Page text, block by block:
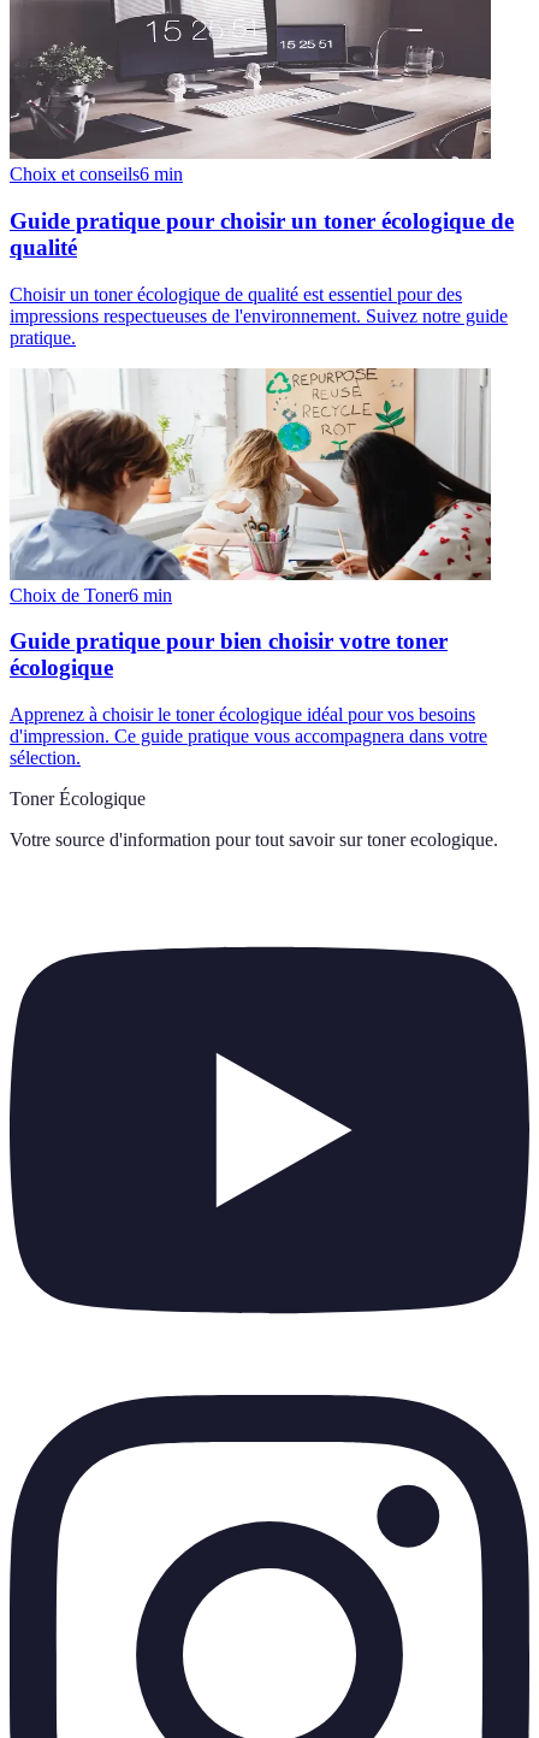
Choix et conseils6 min
Guide pratique pour choisir un toner écologique de
qualité
Choisir un toner écologique de qualité est essentiel pour des
impressions respectueuses de l'environnement. Suivez notre guide
pratique.
Choix de Toner6 min
Guide pratique pour bien choisir votre toner
écologique
Apprenez à choisir le toner écologique idéal pour vos besoins
d'impression. Ce guide pratique vous accompagnera dans votre
sélection.
Toner Écologique
Votre source d'information pour tout savoir sur toner ecologique.